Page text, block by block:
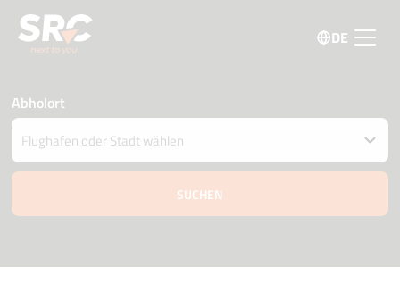
DE
Abholort
Fahrzeug an einem anderen Ort abgeben
Datum und Uhrzeit der Abholung und Zustellung